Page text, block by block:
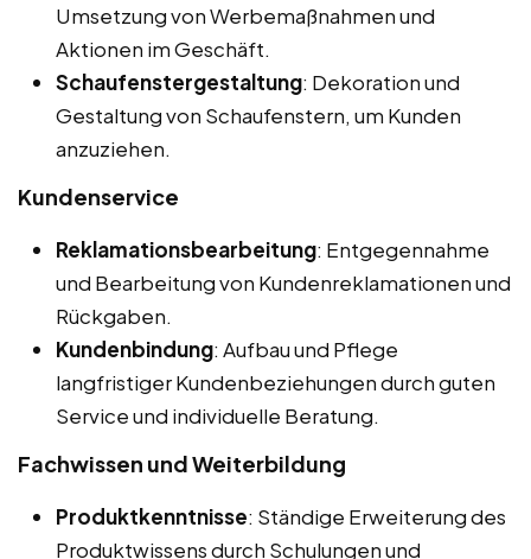
Umsetzung von Werbemaßnahmen und
Aktionen im Geschäft.
Schaufenstergestaltung: Dekoration und
Gestaltung von Schaufenstern, um Kunden
anzuziehen.
Kundenservice
Reklamationsbearbeitung: Entgegennahme
und Bearbeitung von Kundenreklamationen und
Rückgaben.
Kundenbindung: Aufbau und Pflege
langfristiger Kundenbeziehungen durch guten
Service und individuelle Beratung.
Fachwissen und Weiterbildung
Produktkenntnisse: Ständige Erweiterung des
Produktwissens durch Schulungen und